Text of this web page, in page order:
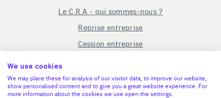
Le C.R.A - qui sommes-nous ?
Reprise entreprise
Cession entreprise
Nous contacter
Mentions légales
We use cookies
We may place these for analysis of our visitor data, to improve our website,
show personalised content and to give you a great website experience. For
more information about the cookies we use open the settings.